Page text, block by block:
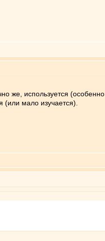
же, используется
(или мало изучается).